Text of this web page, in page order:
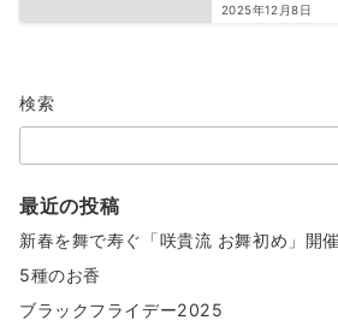
2025年12月8日
検索
最近の投稿
新春を舞で寿ぐ「咲貴流 お舞初め」開
5種のお香
ブラックフライデー2025